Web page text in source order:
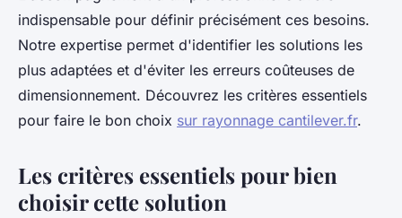
indispensable pour définir précisément ces besoins.
Notre expertise permet d'identifier les solutions les
plus adaptées et d'éviter les erreurs coûteuses de
dimensionnement. Découvrez les critères essentiels
pour faire le bon choix sur rayonnage cantilever.fr.
Les critères essentiels pour bien
choisir cette solution